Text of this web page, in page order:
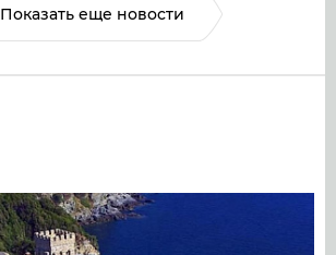
Показать еще новости